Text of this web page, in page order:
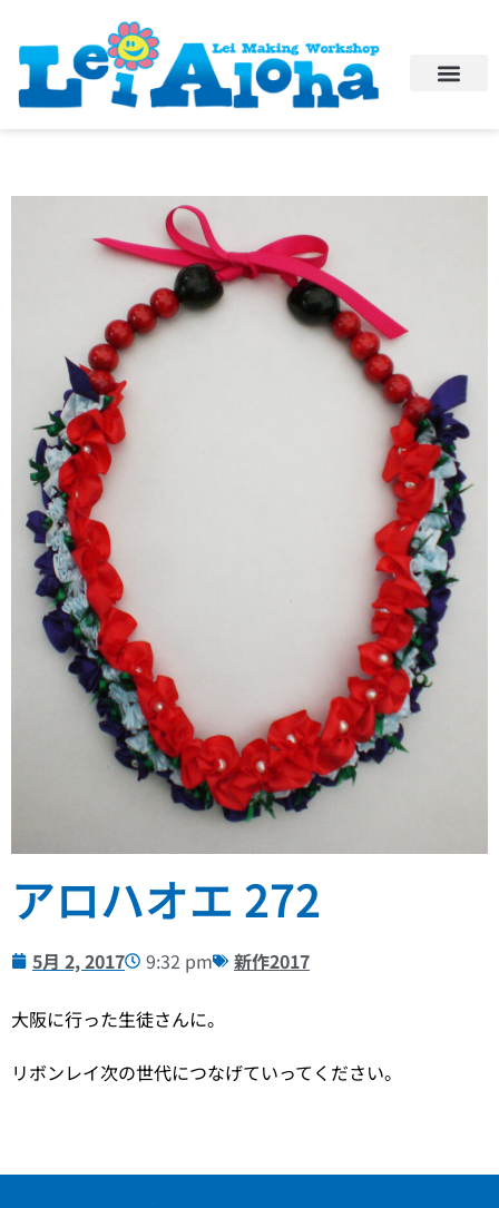
アロハオエ 272
5月 2, 2017 9:32 pm 新作2017
大阪に行った生徒さんに。
リボンレイ次の世代につなげていってください。